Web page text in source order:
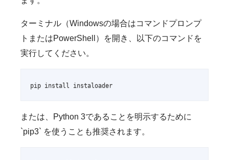
ターミナル（Windowsの場合はコマンドプロンプ
トまたはPowerShell）を開き、以下のコマンドを
実行してください。
pip install instaloader
または、Python 3であることを明示するために
`pip3` を使うことも推奨されます。